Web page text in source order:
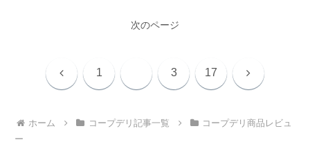
次のページ
前 1 3 17 次
ホーム コープデリ記事一覧
コープデリ商品レビュ
ー